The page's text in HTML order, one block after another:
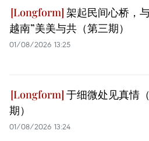
架起民间心桥，
越南”美美与共（第三期）
01/08/2026 13:25
于细微处见真情
期）
01/08/2026 13:24